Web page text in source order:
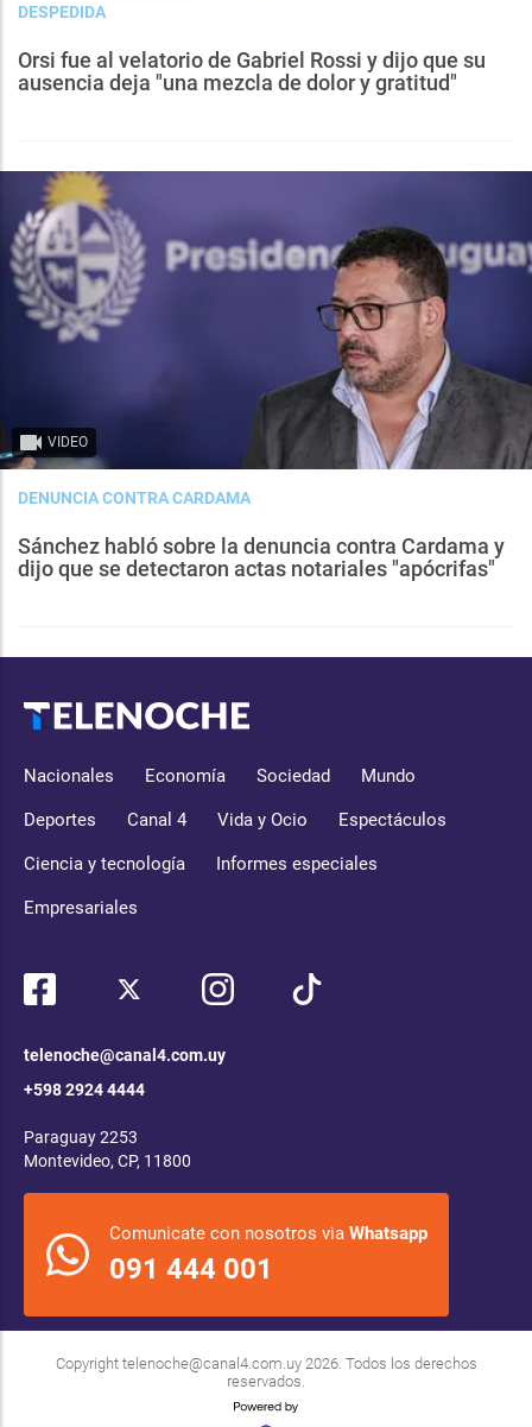
DESPEDIDA
Orsi fue al velatorio de Gabriel Rossi y dijo que su
ausencia deja "una mezcla de dolor y gratitud"
VIDEO
DENUNCIA CONTRA CARDAMA
Sánchez habló sobre la denuncia contra Cardama y
dijo que se detectaron actas notariales "apócrifas"
Nacionales Economía Sociedad Mundo
Deportes Canal 4 Vida y Ocio Espectáculos
Ciencia y tecnología Informes especiales
Empresariales
telenoche@canal4.com.uy
+598 2924 4444
Paraguay 2253
Montevideo, CP, 11800
Comunicate con nosotros via Whatsapp
091 444 001
Copyright telenoche@canal4.com.uy2026. Todos los derechos
reservados.